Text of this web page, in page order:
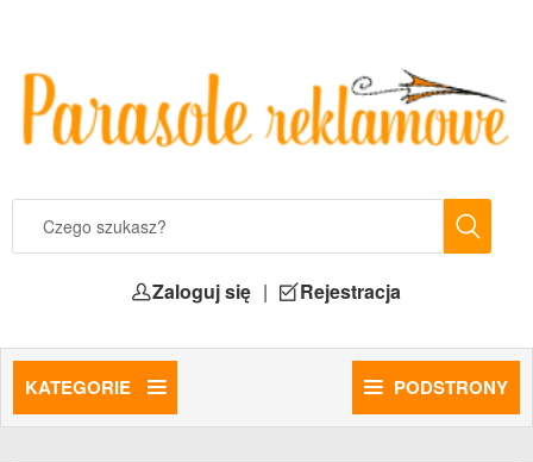
Zaloguj się | Rejestracja
KATEGORIE PODSTRONY